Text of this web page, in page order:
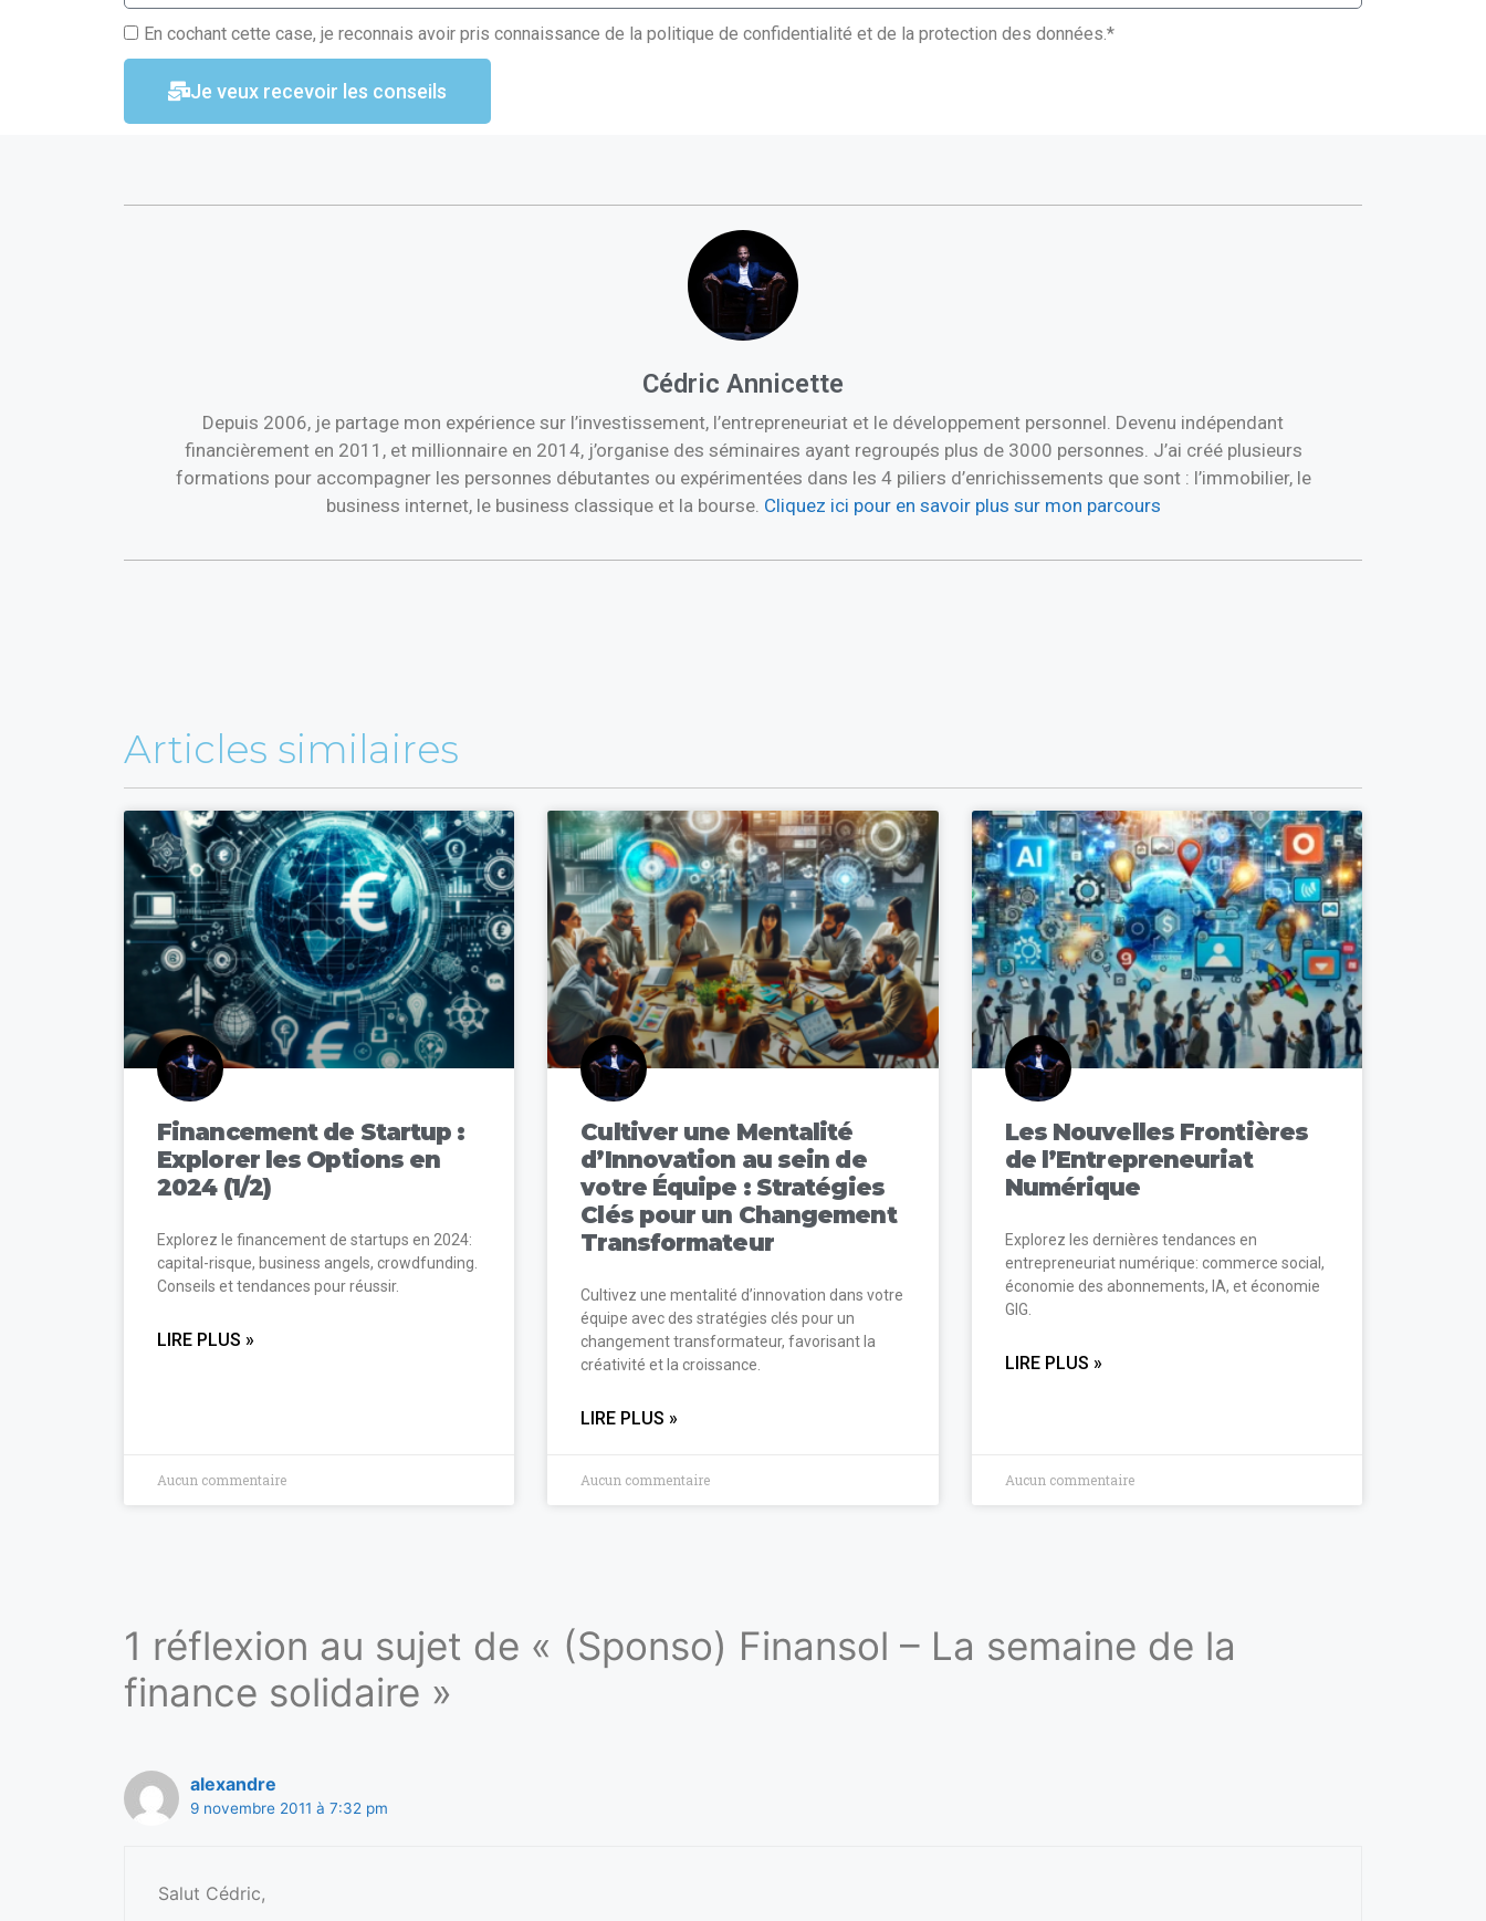
En cochant cette case, je reconnais avoir pris connaissance de la politique de confidentialité et de la protection des données.*
Je veux recevoir les conseils
Cédric Annicette
Depuis 2006, je partage mon expérience sur l’investissement, l’entrepreneuriat et le développement personnel. Devenu indépendant
financièrement en 2011, et millionnaire en 2014, j’organise des séminaires ayant regroupés plus de 3000 personnes. J’ai créé plusieurs
formations pour accompagner les personnes débutantes ou expérimentées dans les 4 piliers d’enrichissements que sont : l’immobilier, le
business internet, le business classique et la bourse. Cliquez ici pour en savoir plus sur mon parcours
Articles similaires
Financement de Startup :
Explorer les Options en
2024 (1/2)
Explorez le financement de startups en 2024:
capital-risque, business angels, crowdfunding.
Conseils et tendances pour réussir.
LIRE PLUS »
Aucun commentaire
Cultiver une Mentalité
d’Innovation au sein de
votre Équipe : Stratégies
Clés pour un Changement
Transformateur
Cultivez une mentalité d’innovation dans votre
équipe avec des stratégies clés pour un
changement transformateur, favorisant la
créativité et la croissance.
LIRE PLUS »
Aucun commentaire
Les Nouvelles Frontières
de l’Entrepreneuriat
Numérique
Explorez les dernières tendances en
entrepreneuriat numérique: commerce social,
économie des abonnements, IA, et économie
GIG.
LIRE PLUS »
Aucun commentaire
1 réflexion au sujet de « (Sponso) Finansol – La semaine de la
finance solidaire »
alexandre
9 novembre 2011 à 7:32 pm
Salut Cédric,